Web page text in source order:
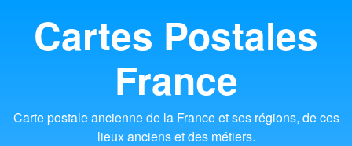
Cartes Postales
France
Carte postale ancienne de la France et ses régions, de ces
lieux anciens et des métiers.